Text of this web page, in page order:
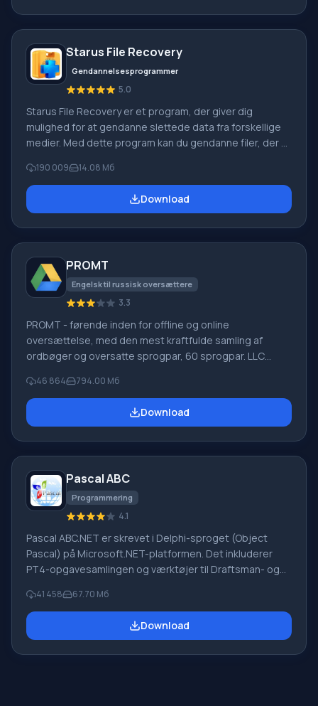
Starus File Recovery
Gendannelsesprogrammer
5.0
Starus File Recovery er et program, der giver dig
mulighed for at gendanne slettede data fra forskellige
medier. Med dette program kan du gendanne filer, der er
slettet uden om papirkurven, skjult af ondsindet
software, mistet på grund af softwarefejl, fuldstændig
tømning af papirkurven, formatering eller sletning af
190 009 14.08 Мб
Download
PROMT
Engelsk til russisk oversættere
3.3
PROMT - førende inden for offline og online
oversættelse, med den mest kraftfulde samling af
ordbøger og oversatte sprogpar, 60 sprogpar. LLC
oversættelsessystemer til private brugere og
virksomheder. PROMT-software giver oversættelse af
enhver tekst ved hjælp af indbyggede ordbøger,
udenlandsk firma
46 864 794.00 Мб
Download
Pascal ABC
Programmering
4.1
Pascal ABC.NET er skrevet i Delphi-sproget (Object
Pascal) på Microsoft.NET-platformen. Det inkluderer
PT4-opgavesamlingen og værktøjer til Draftsman- og
lærer programmering. Hovedformålet med Pascal
ABC.NET-programmeringssystemet er at studere og
undervise i moderne programmeringssprog. Funktioner
41 458 67.70 Мб
Download